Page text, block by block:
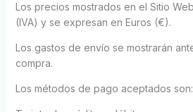
Los precios mostrados en el Sitio
(IVA) y se expresan en Euros (€).
Los gastos de envío se mostrarán
compra.
Los métodos de pago aceptados son: